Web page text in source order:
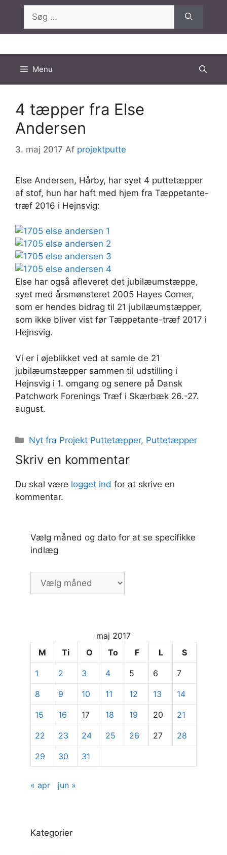
indhold
efter:
Menu
4 tæpper fra Else
Andersen
3. maj 2017 Af projektputte
Else Andersen, Hårby, har syet 4 puttetæpper
af stof, hun har haft med hjem fra Tæppetante-
træf 2016 i Hejnsvig:
Else har også afleveret det jubilæumstæppe,
syet med årsmønsteret 2005 Hayes Corner,
som er hendes bidrag til 21 jubilæumstæpper,
som ikke bliver vist før Tæppetante-træf 2017 i
Hejnsvig.
Vi er i øjeblikket ved at samle de 21
jubilæumstæpper sammen til udstilling i
Hejnsvig i 1. omgang og senere på Dansk
Patchwork Forenings Træf i Skærbæk 26.-27.
august.
Kategorier
Nyt fra Projekt Puttetæpper, Puttetæpper
Skriv en kommentar
Du skal være logget ind for at skrive en
kommentar.
Vælg måned og dato for at se specifikke
indlæg
Vælg
måned
specifikke
indlæg
maj 2017
M
Ti O To F L S
1 2 3 4 5 6 7
8 9 10 11 12 13 14
15 16 17 18 19 20 21
22 23 24 25 26 27 28
29 30 31
« apr jun »
Kategorier